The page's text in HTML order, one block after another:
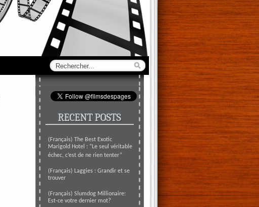
RECENT POSTS
(Français) The Best Exotic
Marigold Hotel : “Le seul véritable
échec, c’est de ne rien tenter”
(Français) Laggies : Grandir et se
trouver
(Français) Slumdog Millionaire:
Est-ce votre dernier mot?